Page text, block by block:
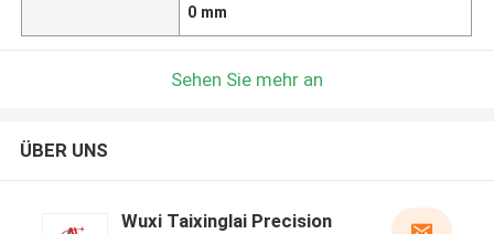
0 mm
Sehen Sie mehr an
ÜBER UNS
Wuxi Taixinglai Precision